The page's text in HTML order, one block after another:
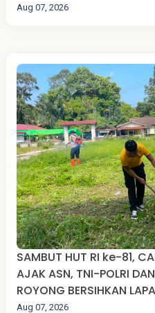
Aug 07, 2026
SAMBUT HUT RI ke-81,
AJAK ASN, TNI-POLRI
ROYONG BERSIHKAN
Aug 07, 2026